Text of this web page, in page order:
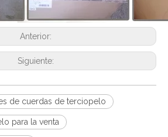
Anterior:
Siguiente:
de cuerdas de terciopelo
para la venta